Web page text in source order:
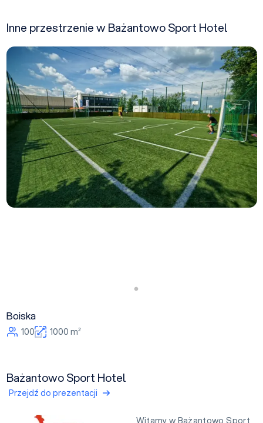
Inne przestrzenie w Bażantowo Sport Hotel
Boiska
100 1000 m²
Bażantowo Sport Hotel
Przejdź do prezentacji
Witamy w Bażantowo Sport